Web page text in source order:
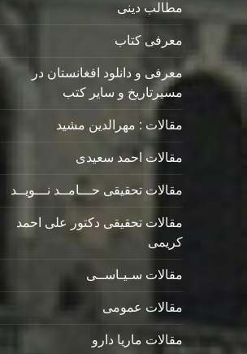
مطالب دینی
معرفی کتاب
معرفی و دانلود افغانستان در
مسیرتاریخ و سایر کتب
مقالات : مهرالدین مشید
مقالات احمد سعیدی
مقالات تحقیقی حـــامــد نـــویــد
مقالات تحقیقی دکتور علی احمد
کریمی
مقالات سـیـاســی
مقالات عمومی
مقالات ماریا دارو